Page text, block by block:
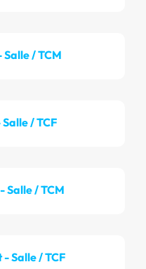
/ TCM
/ TCF
Salle / TCM
Salle / TCF